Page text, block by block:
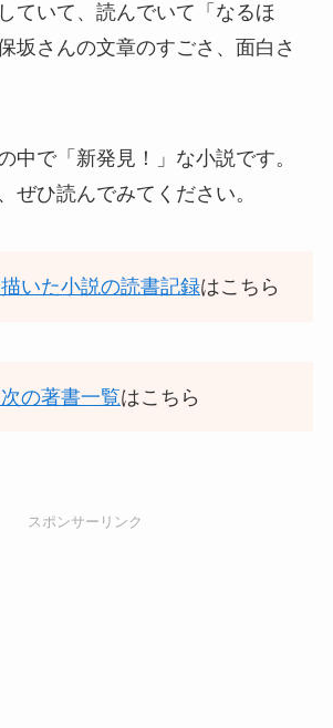
ていて、読んでいて「なるほ
坂さんの文章のすごさ、面白さ
中で「新発見！」な小説です。
ぜひ読んでみてください。
いた小説の読書記録はこちら
の著書一覧はこちら
スポンサーリンク